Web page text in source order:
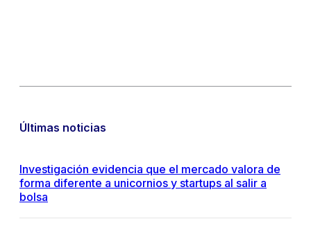
Últimas noticias
Investigación evidencia que el mercado valora de
forma diferente a unicornios y startups al salir a
bolsa